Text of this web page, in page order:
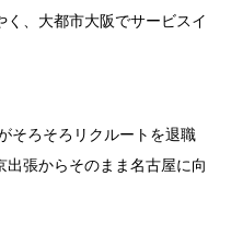
く、大都市大阪でサービスイ
そろそろリクルートを退職
張からそのまま名古屋に向